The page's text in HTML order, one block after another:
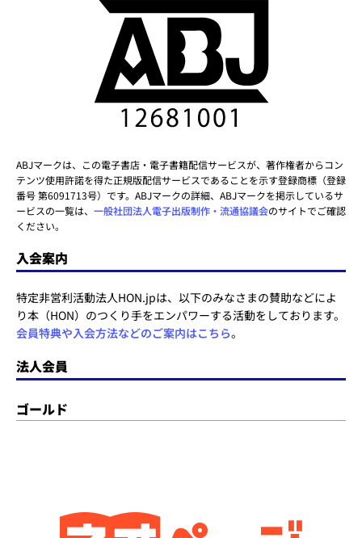
ABJマークは、この電子書店・電子書籍配信サービスが、著作権者からコン
テンツ使用許諾を得た正規版配信サービスであることを示す登録商標（登録
番号 第6091713号）です。ABJマークの詳細、ABJマークを掲示しているサ
ービスの一覧は、 一般社団法人電子出版制作・流通協議会のサイトでご確認
ください。
入会案内
特定非営利活動法人HON.jpは、以下のみなさまの賛助などによ
り本（HON）のつくり手をエンパワーする活動をしております。
会員特典や入会方法などのご案内はこちら。
法人会員
ゴールド